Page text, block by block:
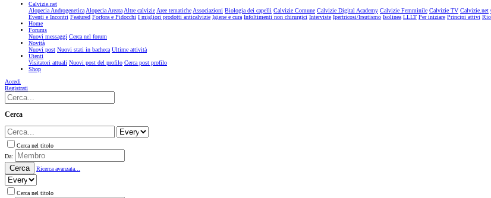
Calvizie.net
Alopecia AndrogeneticaAlopecia AreataAltre calvizieAree tematicheAssociazioni Biologia dei capelli Calvizie Comune Calvizie Digital Academy Calvizie Femminile Calvizie TV Calvizie.net
Eventi e Incontri Featured Forfora e Pidocchi I migliori prodotti anticalvizie Igiene e cura Infoltimenti non chirurgici Interviste Ipertricosi/Irsutismo Isolinea LLLT Per iniziare Principi attivi
Home
Forums
Nuovi messaggi Cerca nel forum
Novità
Nuovi post Nuovi stati in bacheca Ultime attività
Utenti
Visitatori attuali Nuovi post del profilo Cerca post profilo
Shop
Accedi
Registrati
Cerca
Cerca nel titolo
Da:
Cerca Ricerca avanzata...
Cerca nel titolo